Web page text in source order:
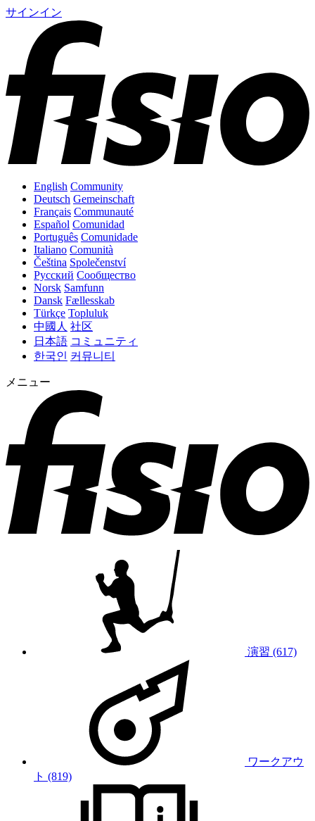
サインイン
English Community
Deutsch Gemeinschaft
Français Communauté
Español Comunidad
Português Comunidade
Italiano Comunità
Čeština Společenství
Русский Сообщество
Norsk Samfunn
Dansk Fællesskab
Türkçe Topluluk
中國人 社区
日本語 コミュニティ
한국인 커뮤니티
メニュー
演習 (617)
ワークアウ
ト (819)